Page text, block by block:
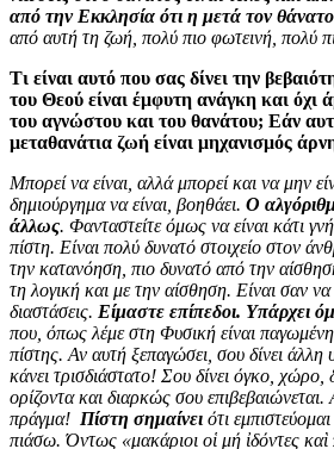
από την Εκκλησία ότι η μετά τον
από αυτή τη ζωή, πολύ πιο φωτεινή, πολύ
Τι είναι αυτό που σας δίνει την
του Θεού είναι έμφυτη ανάγκη και όχι
του αγνώστου και του θανάτου; Εάν
μεταθανάτια ζωή είναι μηχανισμός
Μπορεί να είναι, αλλά μπορεί και να μην
δημιούργημα να είναι, βοηθάει. Ο
άλλως. Φανταστείτε όμως να είναι κάτι
πίστη. Είναι πολύ δυνατό στοιχείο στον
την κατανόηση, πιο δυνατό από την
τη λογική και με την αίσθηση. Είναι σαν
διαστάσεις. Είμαστε επίπεδοι. Υπάρχει
που, όπως λέμε στη Φυσική είναι
πίστης. Αν αυτή ξεπαγώσει, σου δίνει άλλη
κάνει τρισδιάστατο! Σου δίνει όγκο, χώρο,
ορίζοντα και διαρκώς σου επιβεβαιώνεται.
πράγμα! Πίστη σημαίνει ότι
πιάσω. Όντως «μακάριοι οἱ μή ἰδόντες καὶ